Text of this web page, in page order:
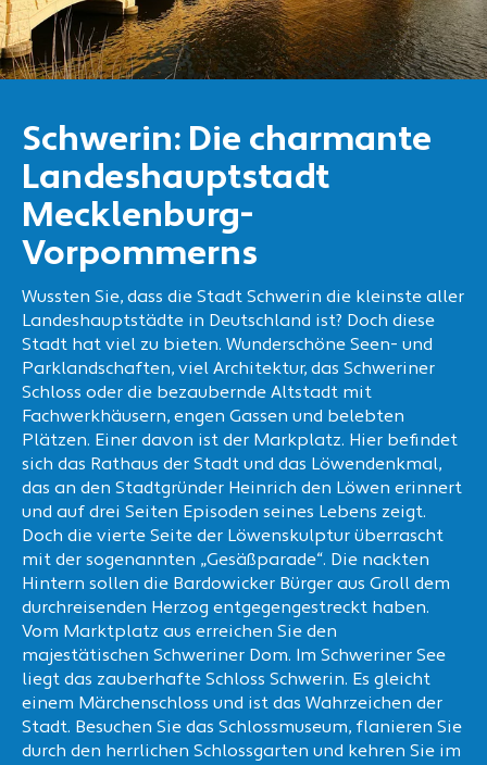
Schwerin: Die charmante
Landeshauptstadt
Mecklenburg-
Vorpommerns
Wussten Sie, dass die Stadt Schwerin die kleinste aller
Landeshauptstädte in Deutschland ist? Doch diese
Stadt hat viel zu bieten. Wunderschöne Seen- und
Parklandschaften, viel Architektur, das Schweriner
Schloss oder die bezaubernde Altstadt mit
Fachwerkhäusern, engen Gassen und belebten
Plätzen. Einer davon ist der Markplatz. Hier befindet
sich das Rathaus der Stadt und das Löwendenkmal,
das an den Stadtgründer Heinrich den Löwen erinnert
und auf drei Seiten Episoden seines Lebens zeigt.
Doch die vierte Seite der Löwenskulptur überrascht
mit der sogenannten „Gesäßparade“. Die nackten
Hintern sollen die Bardowicker Bürger aus Groll dem
durchreisenden Herzog entgegengestreckt haben.
Vom Marktplatz aus erreichen Sie den
majestätischen Schweriner Dom. Im Schweriner See
liegt das zauberhafte Schloss Schwerin. Es gleicht
einem Märchenschloss und ist das Wahrzeichen der
Stadt. Besuchen Sie das Schlossmuseum, flanieren Sie
durch den herrlichen Schlossgarten und kehren Sie im